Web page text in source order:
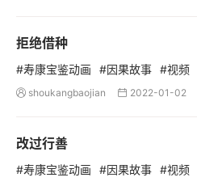
拒绝借种
#寿康宝鉴动画 #因果故事 #视频
 shoukangbaojian  2022-01-02
改过行善
#寿康宝鉴动画 #因果故事 #视频